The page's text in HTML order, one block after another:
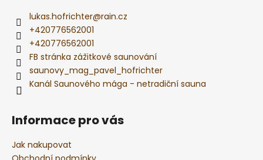
lukas.hofrichter@rain.cz
+420776562001
+420776562001
FB stránka zážitkové saunování
saunovy_mag_pavel_hofrichter
Kanál Saunového mága - netradiční sauna
Informace pro vás
Jak nakupovat